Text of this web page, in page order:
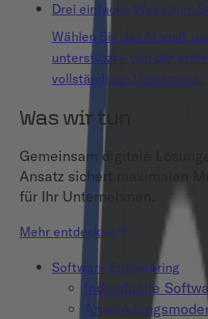
Drei einfache Wege zum
Wählen Sie das Modell,
unterstützt – von der
vollständigen Umsetzung.
Was wir tun
Gemeinsam digitale
Ansatz sichert maximalen
für Ihr Unternehmen.
Mehr entdecken
Software Engineering
Individuelle